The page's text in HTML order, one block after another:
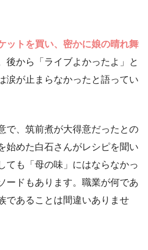
ットを買い、密かに娘の晴れ舞
後から「ライブよかったよ」と
涙が止まらなかったと語ってい
で、筑前煮が大得意だったとの
始めた白石さんがレシピを聞い
ても「母の味」にはならなかっ
ードもあります。職業が何であ
であることは間違いありませ